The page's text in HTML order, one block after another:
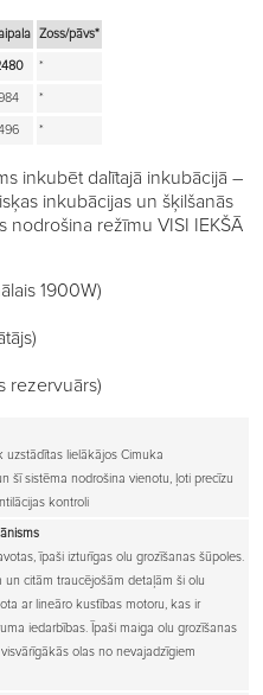
Zoss/pāvs*
*
*
*
inkubēt dalītajā inkubācijā –
inkubācijas un šķilšanās
nodrošina režīmu VISI IEKŠĀ
1900W)
rezervuārs)
uzstādītas lielākājos Cimuka
šī sistēma nodrošina vienotu, ļoti precīzu
kontroli
īpaši izturīgas olu grozīšanas šūpoles.
un citām traucējošām detaļām ši olu
ar lineāro kustības motoru, kas ir
iedarbības. Īpaši maiga olu grozīšanas
olas no nevajadzīgiem